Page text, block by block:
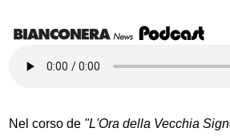
Nel corso de "L'Ora della Vecchia